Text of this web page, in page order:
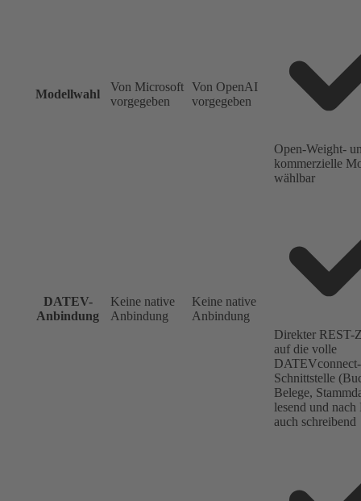
Modellwahl
Von Microsoft
vorgegeben
Von OpenAI
vorgegeben
Open-Weight-
kommerzielle
wählbar
DATEV-
Anbindung
Keine native
Anbindung
Keine native
Anbindung
Direkter REST-
auf die volle
DATEVconnect-
Schnittstelle
Belege,
lesend und nach
auch schreibend